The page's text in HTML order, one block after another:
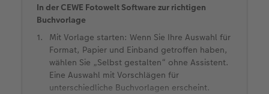
In der CEWE Fotowelt Software zur richtigen
Buchvorlage
Mit Vorlage starten: Wenn Sie Ihre Auswahl für
Format, Papier und Einband getroffen haben,
wählen Sie „Selbst gestalten“ ohne Assistent.
Eine Auswahl mit Vorschlägen für
unterschiedliche Buchvorlagen erscheint.